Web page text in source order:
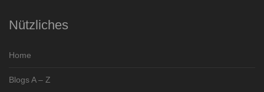
Nützliches
Home
Blogs A – Z